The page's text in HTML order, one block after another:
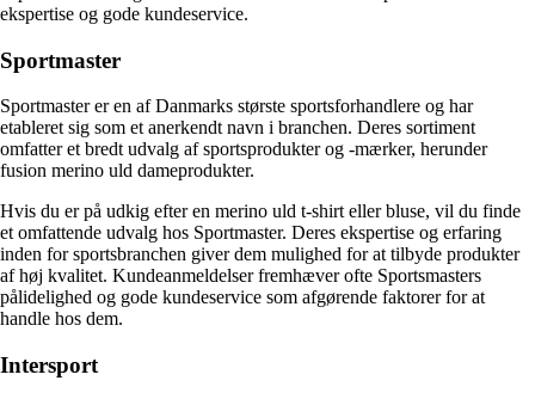
ekspertise og gode kundeservice.
Sportmaster
Sportmaster er en af Danmarks største sportsforhandlere og har
etableret sig som et anerkendt navn i branchen. Deres sortiment
omfatter et bredt udvalg af sportsprodukter og -mærker, herunder
fusion merino uld dameprodukter.
Hvis du er på udkig efter en merino uld t-shirt eller bluse, vil du finde
et omfattende udvalg hos Sportmaster. Deres ekspertise og erfaring
inden for sportsbranchen giver dem mulighed for at tilbyde produkter
af høj kvalitet. Kundeanmeldelser fremhæver ofte Sportsmasters
pålidelighed og gode kundeservice som afgørende faktorer for at
handle hos dem.
Intersport